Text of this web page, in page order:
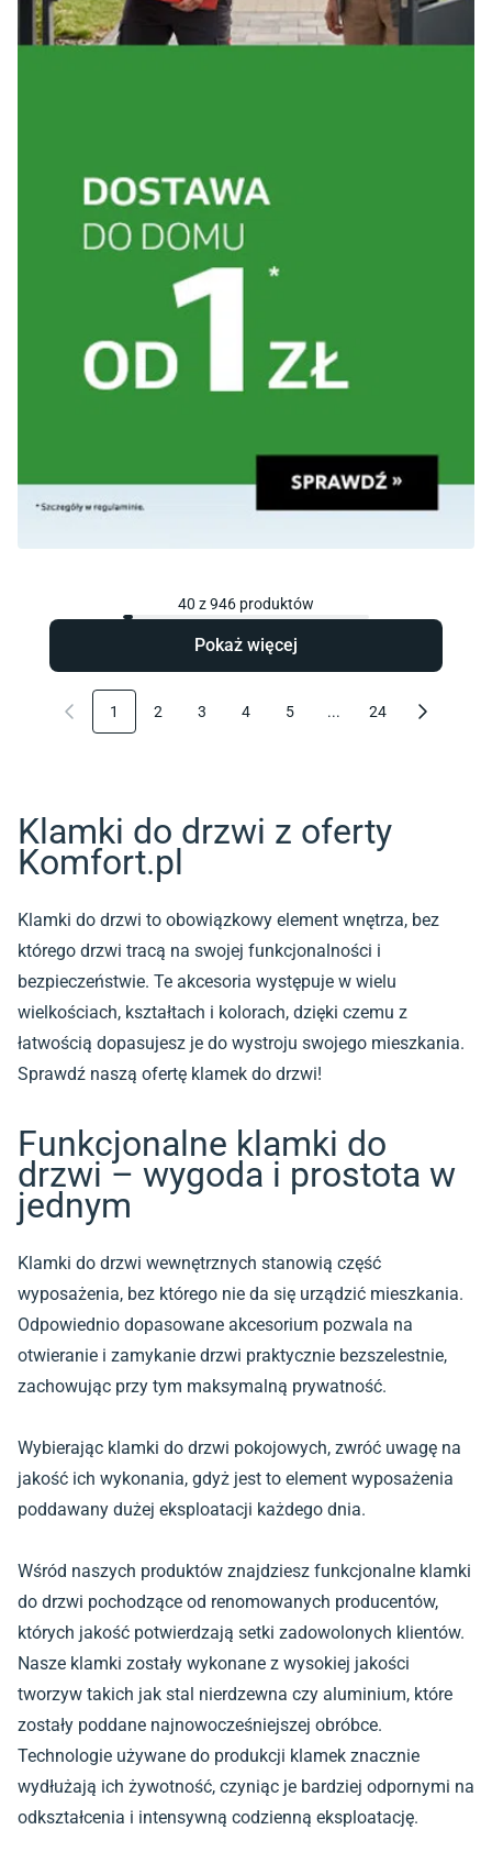
40 z946 produktów
Pokaż więcej
1 2 3 4 5 ... 24
Klamki do drzwi z oferty
Komfort.pl
Klamki do drzwi to obowiązkowy element wnętrza, bez
którego drzwi tracą na swojej funkcjonalności i
bezpieczeństwie. Te akcesoria występuje w wielu
wielkościach, kształtach i kolorach, dzięki czemu z
łatwością dopasujesz je do wystroju swojego mieszkania.
Sprawdź naszą ofertę klamek do drzwi!
Funkcjonalne klamki do
drzwi – wygoda i prostota w
jednym
Klamki do drzwi wewnętrznych stanowią część
wyposażenia, bez którego nie da się urządzić mieszkania.
Odpowiednio dopasowane akcesorium pozwala na
otwieranie i zamykanie drzwi praktycznie bezszelestnie,
zachowując przy tym maksymalną prywatność.
Wybierając klamki do drzwi pokojowych, zwróć uwagę na
jakość ich wykonania, gdyż jest to element wyposażenia
poddawany dużej eksploatacji każdego dnia.
Wśród naszych produktów znajdziesz funkcjonalne klamki
do drzwi pochodzące od renomowanych producentów,
których jakość potwierdzają setki zadowolonych klientów.
Nasze klamki zostały wykonane z wysokiej jakości
tworzyw takich jak stal nierdzewna czy aluminium, które
zostały poddane najnowocześniejszej obróbce.
Technologie używane do produkcji klamek znacznie
wydłużają ich żywotność, czyniąc je bardziej odpornymi na
odkształcenia i intensywną codzienną eksploatację.